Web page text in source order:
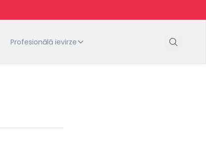
Profesionālā ievirze